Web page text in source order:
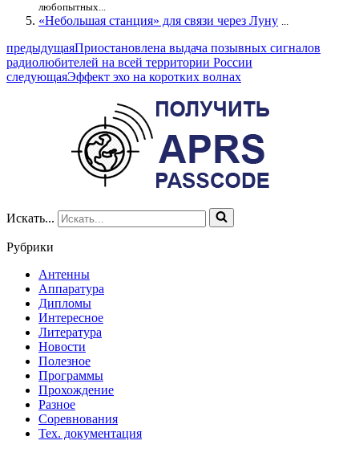
любопытных...
«Небольшая станция» для связи через Луну ...
предыдущаяПриостановлена выдача позывных сигналов
радиолюбителей на всей территории России
следующаяЭффект эхо на коротких волнах
Искать...
Рубрики
Антенны
Аппаратура
Дипломы
Интересное
Литература
Новости
Полезное
Программы
Прохождение
Разное
Соревнования
Тех. документация